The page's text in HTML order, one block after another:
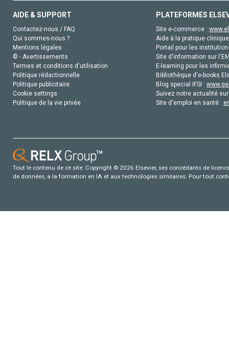
AIDE & SUPPORT
Contactez-nous / FAQ
Qui sommes-nous ?
Mentions légales
© - Avertissements
Termes et conditions d'utilisation
Politique rédactionnelle
Politique publicitaire
Cookie settings
Politique de la vie privée
PLATEFORMES
Site e-commerce :
Aide à la pratique
Portail pour les
Site d'information sur
E-learning pour les
Bibliothèque d'e-books
Blog special IFSI :
Suivez notre actualité
Site d'emploi en santé :
Tout le contenu de ce site: Copyright © 2026 Elsevier, ses concédants de
de données, a la formation en IA et aux technologies similaires. Pour tout